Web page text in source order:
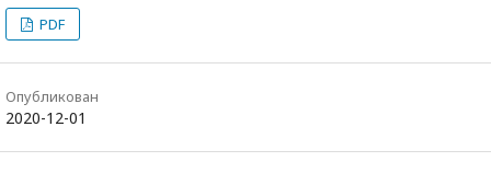
PDF
Опубликован
2020-12-01